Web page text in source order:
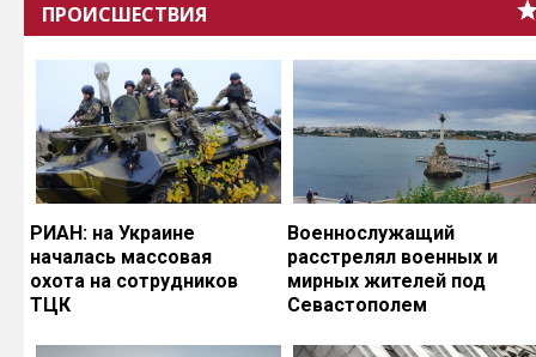
ПРОИСШЕСТВИЯ
РИАН: на Украине
началась массовая
охота на сотрудников
ТЦК
Военнослужащий
расстрелял военных и
мирных жителей под
Севастополем